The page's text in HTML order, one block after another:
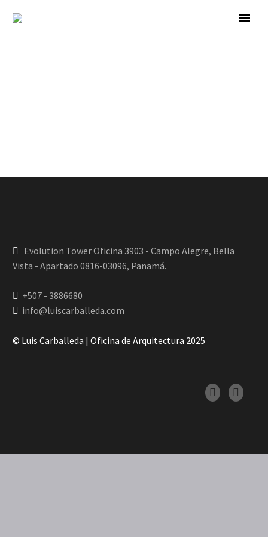
Evolution Tower Oficina 3903 - Campo Alegre, Bella
Vista - Apartado 0816-03096, Panamá.
+507 - 3886680
info@luiscarballeda.com
© Luis Carballeda | Oficina de Arquitectura 2025